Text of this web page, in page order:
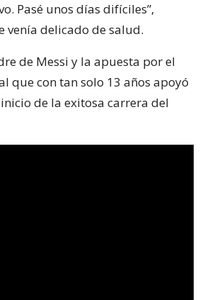
Pasé unos días difíciles”,
venía delicado de salud.
de Messi y la apuesta por el
que con tan solo 13 años apoyó
de la exitosa carrera del